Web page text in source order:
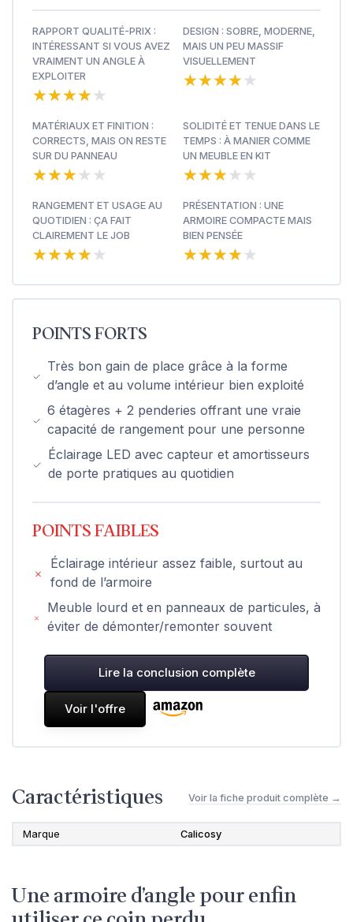
RAPPORT QUALITÉ-PRIX :
INTÉRESSANT SI VOUS AVEZ
VRAIMENT UN ANGLE À
EXPLOITER
★★★★★
★★★★★
DESIGN : SOBRE, MODERNE,
MAIS UN PEU MASSIF
VISUELLEMENT
★★★★★
★★★★★
MATÉRIAUX ET FINITION :
CORRECTS, MAIS ON RESTE
SUR DU PANNEAU
★★★★★
★★★★★
SOLIDITÉ ET TENUE DANS LE
TEMPS : À MANIER COMME
UN MEUBLE EN KIT
★★★★★
★★★★★
RANGEMENT ET USAGE AU
QUOTIDIEN : ÇA FAIT
CLAIREMENT LE JOB
★★★★★
★★★★★
PRÉSENTATION : UNE
ARMOIRE COMPACTE MAIS
BIEN PENSÉE
★★★★★
★★★★★
POINTS FORTS
Très bon gain de place grâce à la forme
d’angle et au volume intérieur bien exploité
6 étagères + 2 penderies offrant une vraie
capacité de rangement pour une personne
Éclairage LED avec capteur et amortisseurs
de porte pratiques au quotidien
POINTS FAIBLES
Éclairage intérieur assez faible, surtout au
fond de l’armoire
Meuble lourd et en panneaux de particules, à
éviter de démonter/remonter souvent
Lire la conclusion complète
Voir l'offre
Caractéristiques Voir la fiche produit complète →
Marque Calicosy
Une armoire d’angle pour enfin